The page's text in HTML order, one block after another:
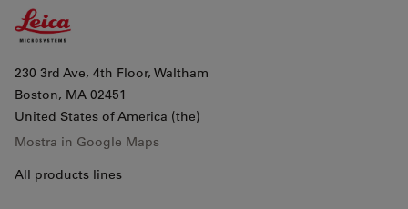
230 3rd Ave, 4th Floor, Waltham
Boston, MA 02451
United States of America (the)
Mostra in Google Maps
All products lines